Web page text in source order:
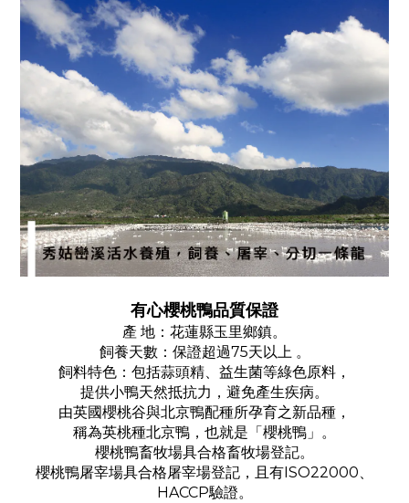
有心櫻桃鴨品質保證
產 地：花蓮縣玉里鄉鎮。
飼養天數：保證超過75天以上 。
飼料特色：包括蒜頭精、益生菌等綠色原料，
提供小鴨天然抵抗力，避免產生疾病。
由英國櫻桃谷與北京鴨配種所孕育之新品種，
稱為英桃種北京鴨，也就是「櫻桃鴨」。
櫻桃鴨畜牧場具合格畜牧場登記。
櫻桃鴨屠宰場具合格屠宰場登記，且有ISO22000、
HACCP驗證。